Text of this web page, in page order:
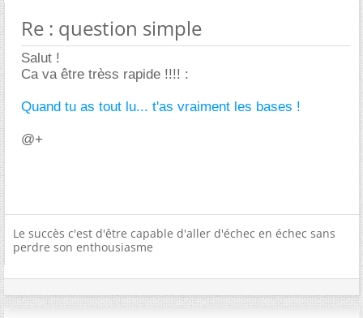
Re : question simple
Salut !
Ca va être trèss rapide !!!! :
Quand tu as tout lu... t'as vraiment les bases !
@+
Le succès c'est d'être capable d'aller d'échec en échec sans
perdre son enthousiasme